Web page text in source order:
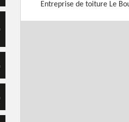
Entreprise de toiture Le